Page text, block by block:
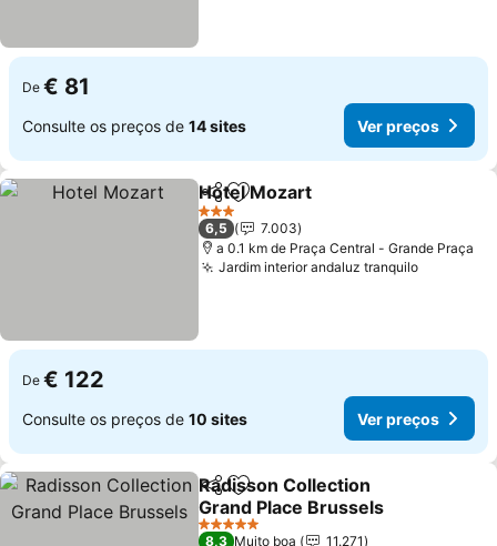
De € 81
Consulte os preços de 14 sites Ver preços
PartilharAdicionar aos favoritos
Hotel Mozart
3 Estrelas
6,5
7.003
a 0.1 km de Praça Central - Grande Praça
Jardim interior andaluz tranquilo
De € 122
Consulte os preços de 10 sites Ver preços
PartilharAdicionar aos favoritos
Radisson Collection
Grand Place Brussels
5 Estrelas
8,3 Muito boa 11.271